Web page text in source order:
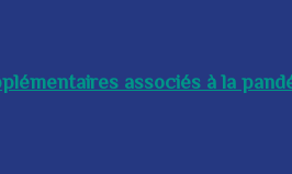
associés à la